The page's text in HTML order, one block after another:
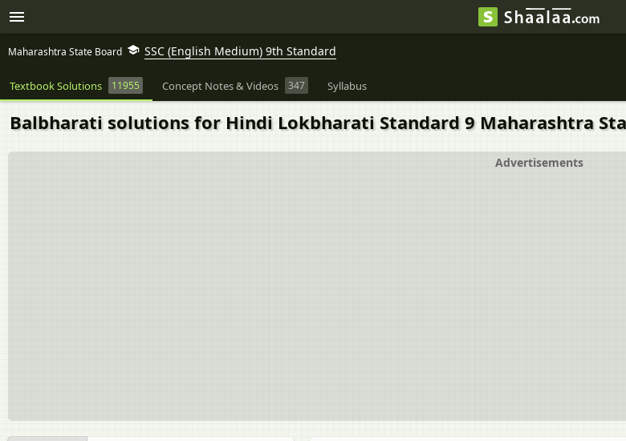
Maharashtra State Board SSC (English Medium) 9th Standard
Textbook Solutions 11955 Concept Notes & Videos 347 Syllabus
Balbharati solutions for Hindi Lokbharati Standard 9 Maharashtra
Advertisements